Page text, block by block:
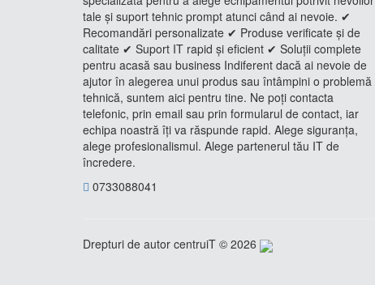
tale și suport tehnic prompt atunci când ai nevoie. ✔
Recomandări personalizate ✔ Produse verificate și de
calitate ✔ Suport IT rapid și eficient ✔ Soluții complete
pentru acasă sau business Indiferent dacă ai nevoie de
ajutor în alegerea unui produs sau întâmpini o problemă
tehnică, suntem aici pentru tine. Ne poți contacta
telefonic, prin email sau prin formularul de contact, iar
echipa noastră îți va răspunde rapid. Alege siguranța,
alege profesionalismul. Alege partenerul tău IT de
încredere.
0733088041
Drepturi de autor centruiT © 2026